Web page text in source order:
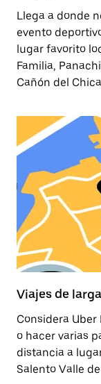
Llega a donde
evento
lugar favorito
Familia,
Cañón del
Viajes de
Considera
o hacer varias
distancia a
Salento Valle